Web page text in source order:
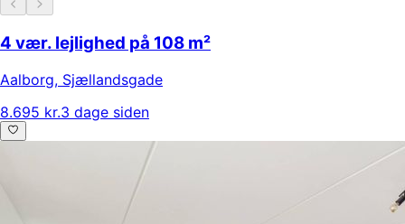
4 vær. lejlighed på 108 m²
Aalborg, Sjællandsgade
8.695 kr.3 dage siden